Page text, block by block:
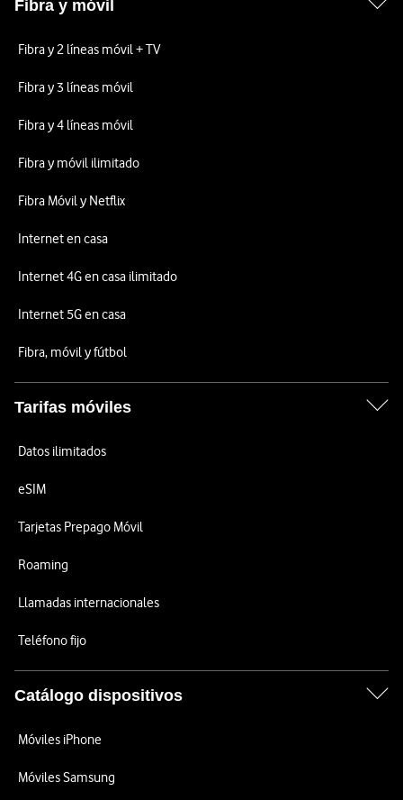
Fibra y móvil
Fibra y 2 líneas móvil + TV
Fibra y 3 líneas móvil
Fibra y 4 líneas móvil
Fibra y móvil ilimitado
Fibra Móvil y Netflix
Internet en casa
Internet 4G en casa ilimitado
Internet 5G en casa
Fibra, móvil y fútbol
Tarifas móviles
Datos ilimitados
eSIM
Tarjetas Prepago Móvil
Roaming
Llamadas internacionales
Teléfono fijo
Catálogo dispositivos
Móviles iPhone
Móviles Samsung